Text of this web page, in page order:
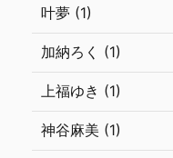
叶夢 (1)
加納ろく (1)
上福ゆき (1)
神谷麻美 (1)